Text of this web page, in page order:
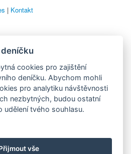
| Kontakt
aka Emka
který není spjat s žádným
deníčku
cookies pro zajištění
deníčku. Abychom mohli
pro analytiku návštěvnosti
nezbytných, budou ostatní
udělení tvého souhlasu.
vše